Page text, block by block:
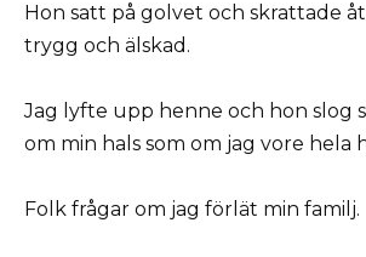
Hon satt på golvet och skrattade
trygg och älskad.
Jag lyfte upp henne och hon slog
om min hals som om jag vore hela
Folk frågar om jag förlät min familj.